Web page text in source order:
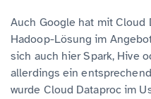
Auch Google hat mit Cloud
Hadoop-Lösung im
sich auch hier Spark, Hive
allerdings ein
wurde Cloud Dataproc im